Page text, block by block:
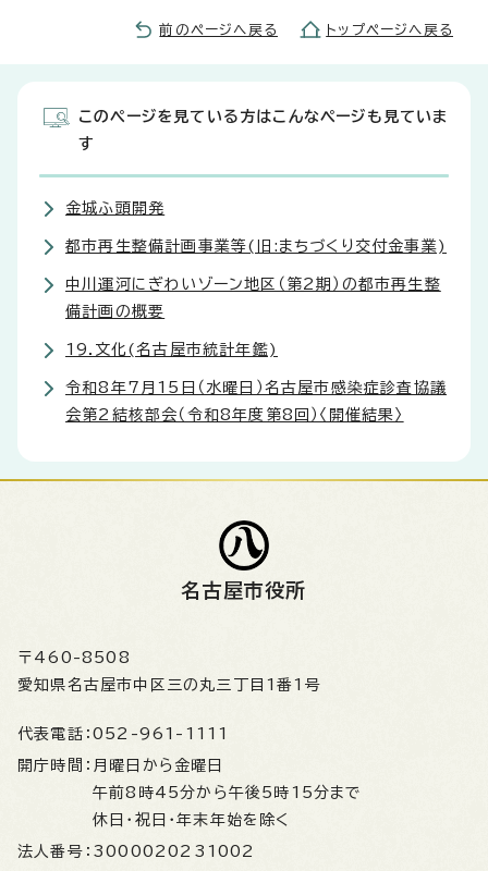
前のページへ戻る トップページへ戻る
このページを見ている方はこんなページも見ていま
す
金城ふ頭開発
都市再生整備計画事業等(旧:まちづくり交付金事業)
中川運河にぎわいゾーン地区（第2期）の都市再生整
備計画の概要
19.文化(名古屋市統計年鑑)
令和8年7月15日（水曜日）名古屋市感染症診査協議
会第2結核部会（令和8年度第8回）〈開催結果〉
名古屋市役所
〒460-8508
愛知県名古屋市中区三の丸三丁目1番1号
代表電話： 052-961-1111
開庁時間： 月曜日から金曜日
午前8時45分から午後5時15分まで
休日・祝日・年末年始を除く
法人番号： 3000020231002